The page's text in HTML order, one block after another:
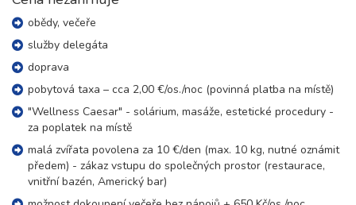
13 500 Kč
30.08. - 04.09.26
neděle - pátek
16 800 Kč rezervovat
30.08. - 06.09.26
neděle - neděle
23 500 Kč rezervovat
září 2026
obědy, večeře
služby delegáta
doprava
pobytová taxa – cca 2,00 €/os./noc (povinná platba na místě)
"Wellness Caesar" - solárium, masáže, estetické procedury -
za poplatek na místě
malá zvířata povolena za 10 €/den (max. 10 kg, nutné oznámit
předem) - zákaz vstupu do společných prostor (restaurace,
vnitřní bazén, Americký bar)